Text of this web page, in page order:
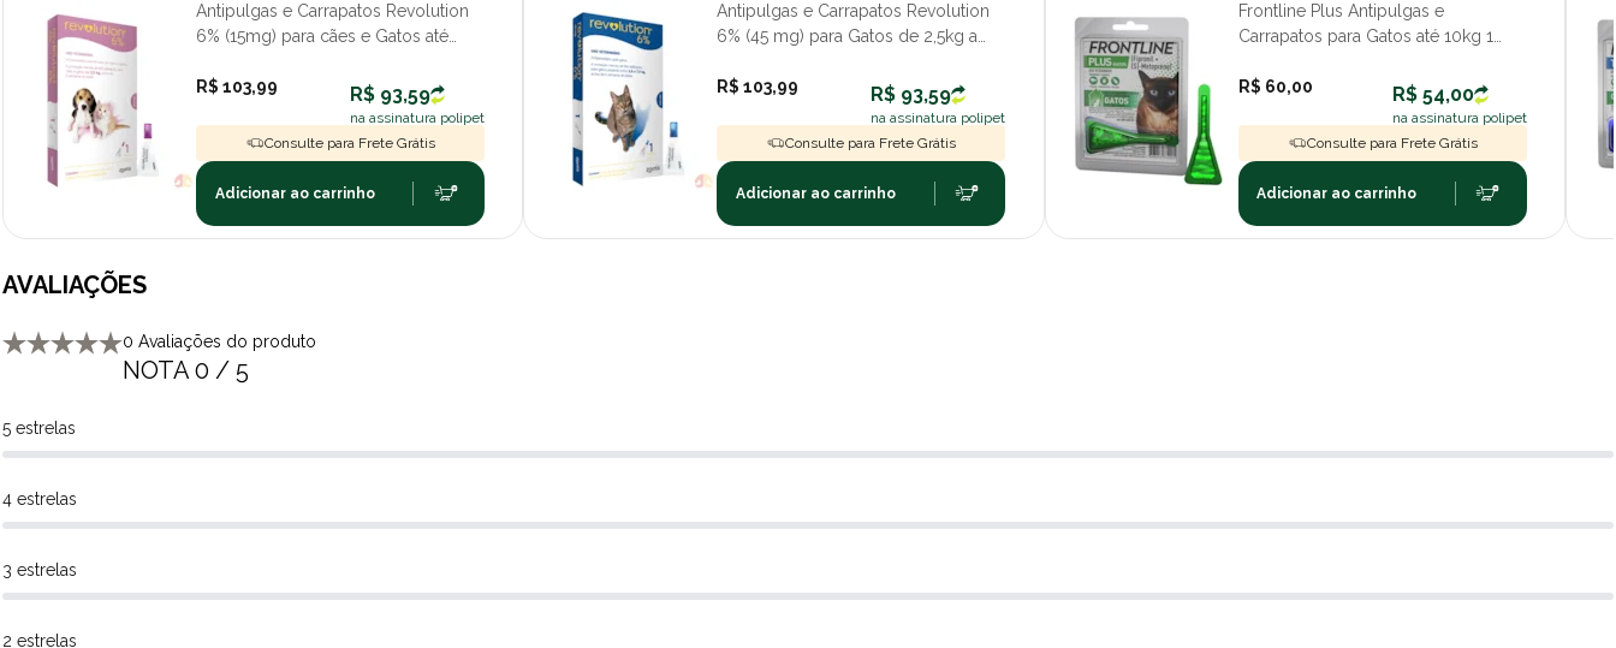
Antipulgas e Carrapatos Revolution
6% (15mg) para cães e Gatos até
R$ 103,99
R$ 93,59
na assinatura polipet
Consulte para Frete Grátis
Adicionar ao carrinho
Antipulgas e Carrapatos Revolution
6% (45 mg) para Gatos de 2,5kg a
R$ 103,99
R$ 93,59
na assinatura polipet
Consulte para Frete Grátis
Adicionar ao carrinho
Frontline Plus Antipulgas e
Carrapatos para Gatos até 10kg 1
R$ 60,00
R$ 54,00
na assinatura polipet
Consulte para Frete Grátis
Adicionar ao carrinho
AVALIAÇÕES
0 Avaliações do produto
NOTA 0 / 5
5 estrelas
4 estrelas
3 estrelas
2 estrelas